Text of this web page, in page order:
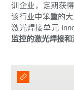
训企业，定期获
该行业中笨重的
激光焊接单元
监控的激光焊接